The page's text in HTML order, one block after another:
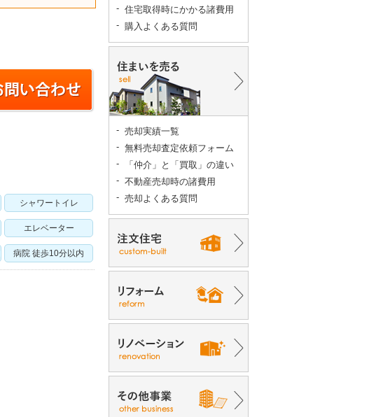
シャワートイレ
エレベーター
病院 徒歩10分以内
住宅取得時にかかる諸費用
購入よくある質問
売却実績一覧
無料売却査定依頼フォーム
「仲介」と「買取」の違い
不動産売却時の諸費用
売却よくある質問